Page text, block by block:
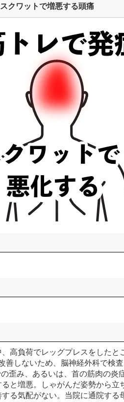
クワットで増悪する頭痛
高負荷でレッグプレスをしたと
善しないため、脳神経外科で検査
歪み、あるいは、首の筋肉の炎
と増悪。しゃがんだ姿勢から立
る気配がない。当院に通院する